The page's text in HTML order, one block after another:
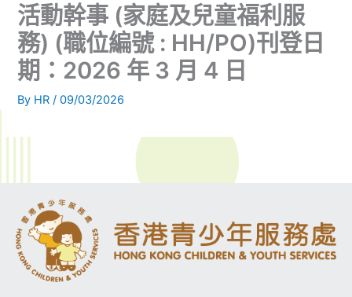
活動幹事 (家庭及兒童福利服
務) (職位編號 : HH/PO)刊登日
期：2026 年 3 月 4 日
By HR/09/03/2026